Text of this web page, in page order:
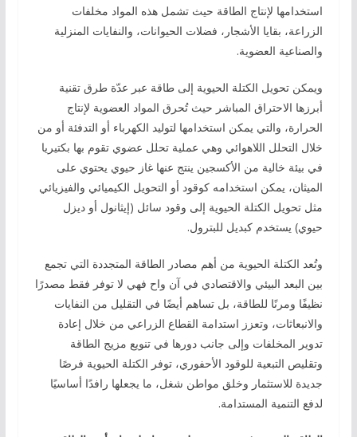
استخدامها لإنتاج الطاقة حيث تشمل هذه المواد مخلفات
الزراعة، بقايا الأشجار، فضلات الحيوانات، والنفايات المنزلية
والصناعية العضوية.
ويمكن تحويل الكتلة الحيوية إلى طاقة عبر عدّة طرق تقنية
أبرزها الاحتراق المباشر حيث تُحرق المواد العضوية لإنتاج
الحرارة، والتي يمكن استخدامها لتوليد الكهرباء أو التدفئة أو من
خلال التحلل اللاهوائي وهي عملية تحلل عضوي تقوم بها بكتيريا
في بيئة خالية من الأكسجين ينتج عنها غاز حيوي يحتوي على
الميثان، يمكن استخدامه كوقود أو التحويل الكيميائي والفيزيائي
مثل تحويل الكتلة الحيوية إلى وقود سائل (إيثانول أو ديزل
حيوي) يستخدم كبديل للبترول.
وتُعد الكتلة الحيوية من أهم مصادر الطاقة المتجددة التي تجمع
بين البعد البيئي والاقتصادي في آن واح فهي لا توفر فقط مصدرًا
نظيفًا ومرنًا للطاقة، بل تساهم أيضًا في التقليل من النفايات
والانبعاثات، وتعزز استدامة القطاع الزراعي من خلال إعادة
تدوير المخلفات وإلى جانب دورها في تنويع مزيج الطاقة
وتقليص التبعية للوقود الأحفوري، توفر الكتلة الحيوية فرصًا
جديدة للاستثمار وخلق مواطن شغل، ما يجعلها رافدًا أساسيًا
لدفع التنمية المستدامة.